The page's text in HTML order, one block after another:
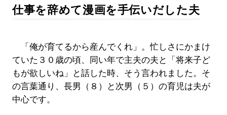
仕事を辞めて漫画を手伝いだした夫
「俺が育てるから産んでくれ」。忙しさにかまけ
ていた３０歳の頃、同い年で主夫の夫と「将来子ど
もが欲しいね」と話した時、そう言われました。そ
の言葉通り、長男（８）と次男（５）の育児は夫が
中心です。